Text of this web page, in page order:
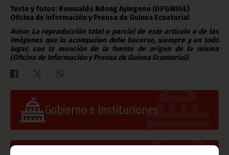
Texto y fotos: Romualdo Ndong Ayingono (DPGWIGE)
Oficina de Información y Prensa de Guinea Ecuatorial
Aviso: La reproducción total o parcial de este artículo o de las
imágenes que lo acompañen debe hacerse, siempre y en todo
lugar, con la mención de la fuente de origen de la misma
(Oficina de Información y Prensa de Guinea Ecuatorial).
Gobierno e Instituciones